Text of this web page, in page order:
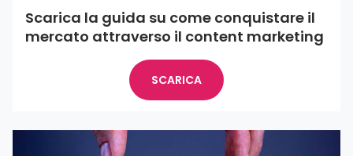
Scarica la guida su come conquistare il
mercato attraverso il content marketing
SCARICA